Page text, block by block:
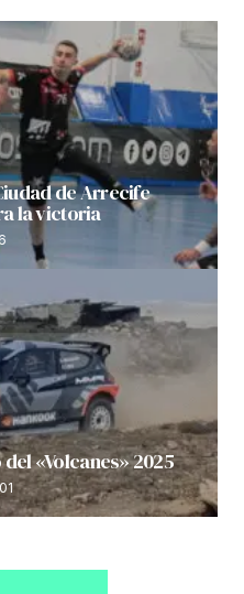
de Arrecife
la victoria
«Volcanes» 2025